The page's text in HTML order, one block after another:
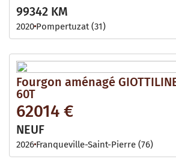
99342 KM
2020 Pompertuzat (31)
Fourgon aménagé
60T
62014 €
NEUF
2026 Franqueville-Saint-Pierre (76)